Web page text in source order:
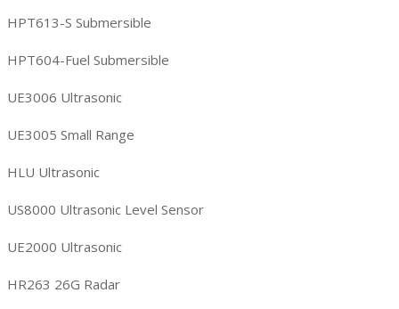
HPT613-S Submersible
HPT604-Fuel Submersible
UE3006 Ultrasonic
UE3005 Small Range
HLU Ultrasonic
US8000 Ultrasonic Level Sensor
UE2000 Ultrasonic
HR263 26G Radar